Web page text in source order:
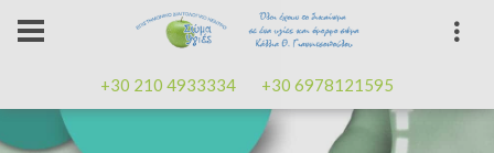
+30 210 4933334 +30 6978121595